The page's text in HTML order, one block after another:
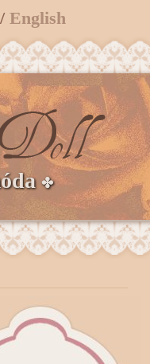
English
✤